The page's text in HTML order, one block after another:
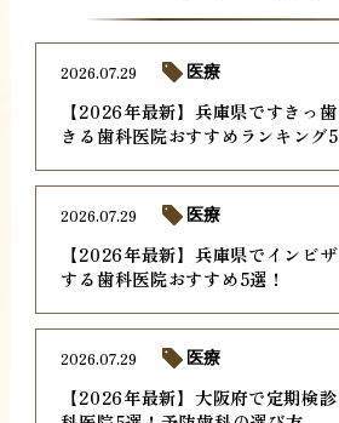
【2026年最新】兵庫県ですきっ
きる歯科医院おすすめランキング5
2026.07.29 医療
【2026年最新】兵庫県でインビ
する歯科医院おすすめ5選！
2026.07.29 医療
【2026年最新】大阪府で定期検
2026.07.29 医療